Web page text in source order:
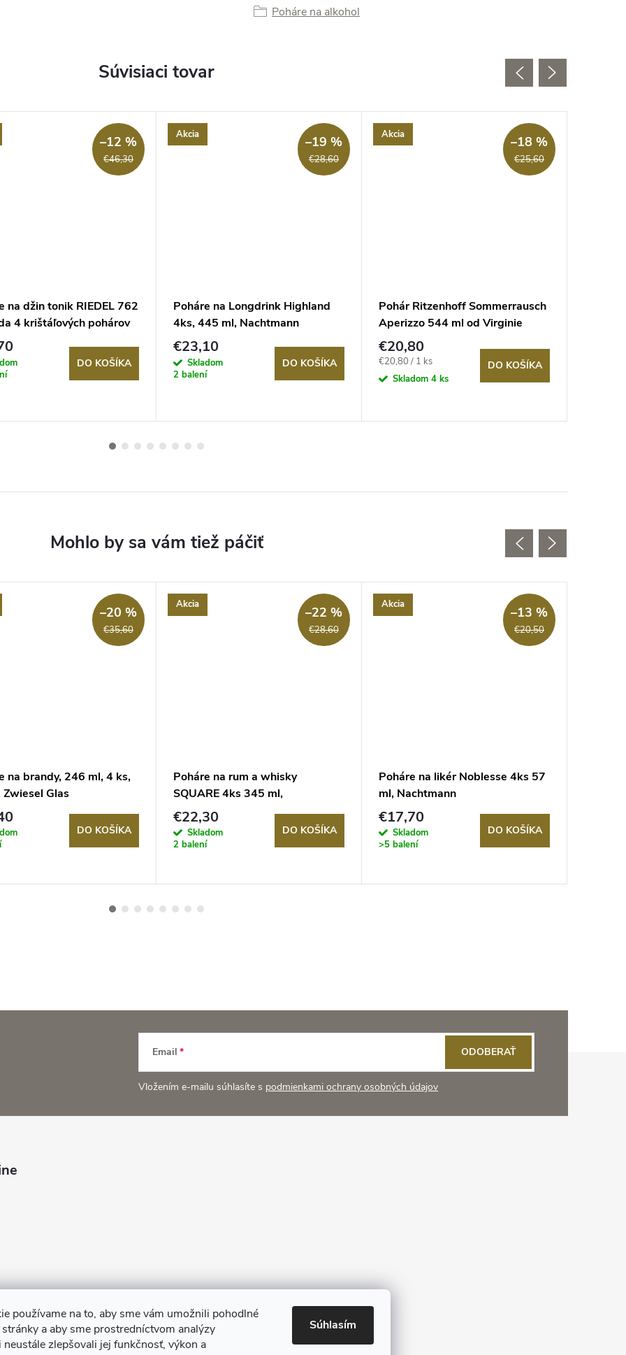
používame na to, aby sme vám umožnili pohodlné
a aby sme prostredníctvom analýzy
neustále zlepšovali jej funkčnosť, výkon a
Súhlasím
Poháre na alkohol
Súvisiaci tovar
€46,30
–12 %
na džin tonik RIEDEL 762
4 krištáľových pohárov
DO KOŠÍKA
Akcia
€28,60
–19 %
Poháre na Longdrink Highland
4ks, 445 ml, Nachtmann
€23,10
Skladom
2 balení
DO KOŠÍKA
Akcia
€25,60
–18 %
Pohár Ritzenhoff Sommerrausch
Aperizzo 544 ml od Virginie
Romo
€20,80
Jednotková
cena:
€20,80 / 1 ks
Skladom 4 ks
DO KOŠÍKA
€35,60
–20 %
na brandy, 246 ml, 4 ks,
Zwiesel Glas
DO KOŠÍKA
Akcia
€28,60
–22 %
Poháre na rum a whisky
SQUARE 4ks 345 ml,
Nachtmann
€22,30
Skladom
2 balení
DO KOŠÍKA
Akcia
€20,50
–13 %
Poháre na likér Noblesse 4ks 57
ml, Nachtmann
€17,70
Skladom
>5 balení
DO KOŠÍKA
Email
Vložením e-mailu súhlasíte s podmienkami ochrany osobných údajov
ODOBERAŤ